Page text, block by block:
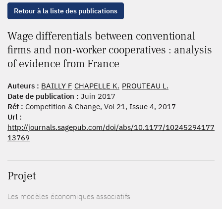
Retour à la liste des publications
Wage differentials between conventional
firms and non-worker cooperatives : analysis
of evidence from France
Auteurs : BAILLY F CHAPELLE K. PROUTEAU L.
Date de publication : Juin 2017
Réf : Competition & Change, Vol 21, Issue 4, 2017
Url :
http://journals.sagepub.com/doi/abs/10.1177/10245294177
13769
Projet
Les modèles économiques associatifs